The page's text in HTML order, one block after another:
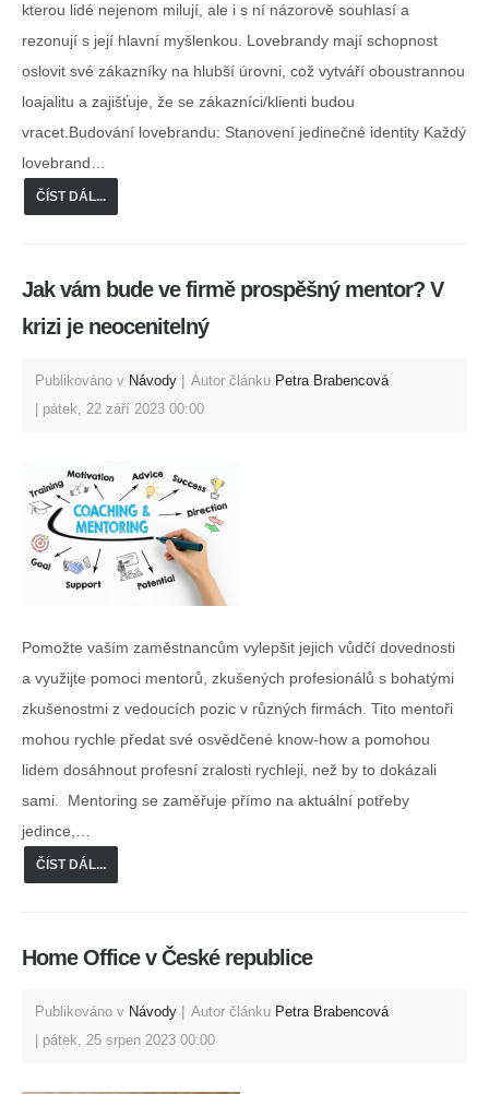
kterou lidé nejenom milují, ale i s ní názorově souhlasí a
rezonují s její hlavní myšlenkou. Lovebrandy mají schopnost
oslovit své zákazníky na hlubší úrovni, což vytváří oboustrannou
loajalitu a zajišťuje, že se zákazníci/klienti budou
vracet.Budování lovebrandu: Stanovení jedinečné identity Každý
lovebrand…
ČÍST DÁL...
Jak vám bude ve firmě prospěšný mentor? V
krizi je neocenitelný
Publikováno v Návody Autor článku Petra Brabencová
pátek, 22 září 2023 00:00
Pomožte vaším zaměstnancům vylepšit jejich vůdčí dovednosti
a využijte pomoci mentorů, zkušených profesionálů s bohatými
zkušenostmi z vedoucích pozic v různých firmách. Tito mentoři
mohou rychle předat své osvědčené know-how a pomohou
lidem dosáhnout profesní zralosti rychleji, než by to dokázali
sami. Mentoring se zaměřuje přímo na aktuální potřeby
jedince,…
ČÍST DÁL...
Home Office v České republice
Publikováno v Návody Autor článku Petra Brabencová
pátek, 25 srpen 2023 00:00